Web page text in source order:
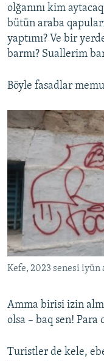
olğanını kim
bütün araba
yaptımı? Ve bir
barmı? Suallerim
Böyle fasadlar
Kefe, 2023 senesi iyün
Amma birisi izin
olsa – baq sen! Para
Turistler de kele,